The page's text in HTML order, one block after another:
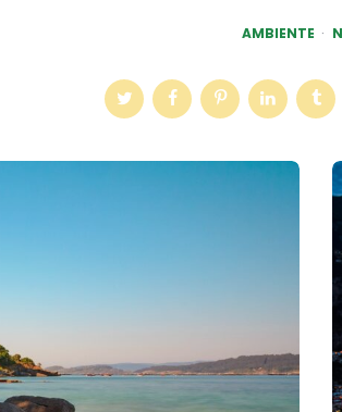
AMBIENTE